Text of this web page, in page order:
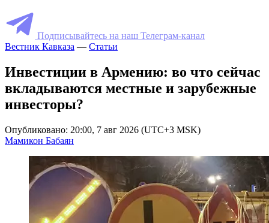
Подписывайтесь на наш Телеграм-канал
Вестник Кавказа — Статьи
Инвестиции в Армению: во что сейчас
вкладываются местные и зарубежные
инвесторы?
Опубликовано: 20:00, 7 авг 2026 (UTC+3 MSK)
Мамикон Бабаян